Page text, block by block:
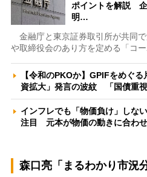
ポイントを解説
明…
金融庁と東京証券取引所が共同
や取締役会のあり方を定める「コ
【令和のPKOか】GPIFをめぐ
資拡大」発言の波紋 「国債重
インフレでも「物価負け」しな
注目 元本が物価の動きに合わ
森口亮「まるわかり市況